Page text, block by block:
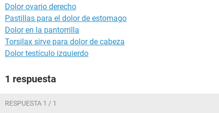
Dolor ovario derecho
Pastillas para el dolor de estomago
Dolor en la pantorrilla
Torsilax sirve para dolor de cabeza
Dolor testículo izquierdo
1 respuesta
RESPUESTA 1 / 1